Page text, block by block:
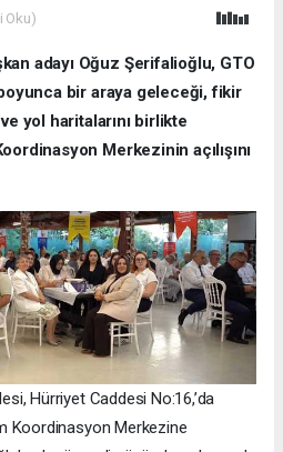
Oku)
adayı Oğuz Şerifalioğlu, GTO
bir araya geleceği, fikir
yol haritalarını birlikte
Merkezinin açılışını
Hürriyet Caddesi No:16,’da
Koordinasyon Merkezine